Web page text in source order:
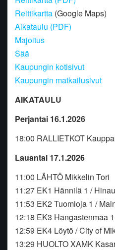
Reittikartta (Google Maps)
Aikataulu (PDF)
Majoitus
Sää
Kaupungin kotisivut
Kaupungin matkailusivut
AIKATAULU
Perjantai 16.1.2026
18:00 RALLIETKOT
Lauantai 17.1.2026
11:00 LÄHTÖ Mikkelin Tori
11:27 EK1 Hännilä 1 /
11:53 EK2 Tuomioja 1 /
12:18 EK3 Hangastenmaa
12:59 EK4 Löytö / City of
13:29 HUOLTO XAMK